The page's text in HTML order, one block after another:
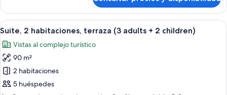
1
child)
2
habitaciones,
terraza
adults
+
child)
Abrir
todas
las
fotos
de
Suite,
Una habitación de hotel con cama,
7
Suite, 2 habitaciones, terraza (3 adults + 2 children)
Vistas al complejo turístico
90 m²
2 habitaciones
5 huéspedes